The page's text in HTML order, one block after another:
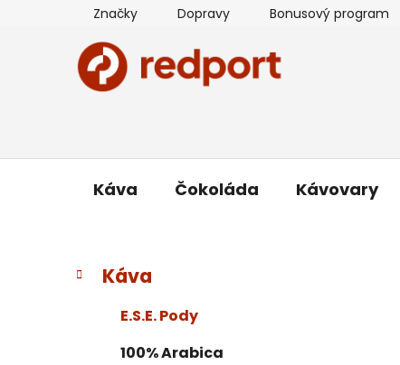
Značky Dopravy Bonusový program
Káva Čokoláda Kávovary
BPreskočiť
kategórie
K
a Káva
E.S.E. Pody
100% Arabica